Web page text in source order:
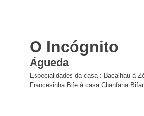
O Incógnito
Águeda
Especialidades da casa : Bacalhau à
Francesinha Bife à casa Chanfana